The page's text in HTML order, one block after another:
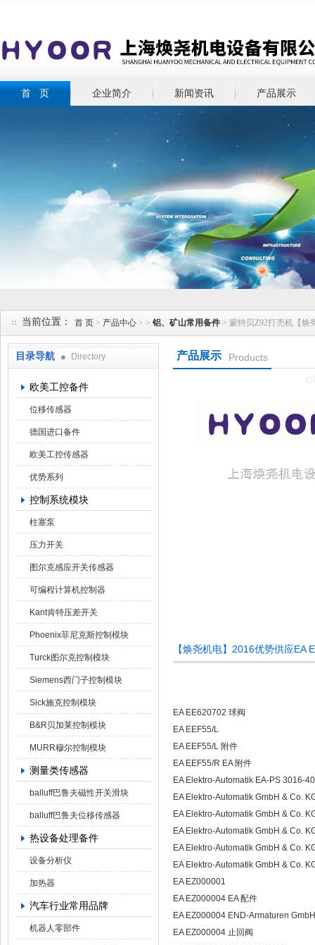
首 页 企业简介 新闻资讯 产品展示
当前位置： 首 页 > 产品中心 > > 铝、矿山常用备件 > 蒙特贝Z92打壳机【焕
目录导航 Directory
欧美工控备件
位移传感器
德国进口备件
欧美工控传感器
优势系列
控制系统模块
柱塞泵
压力开关
图尔克感应开关传感器
可编程计算机控制器
Kant肯特压差开关
Phoenix菲尼克斯控制模块
Turck图尔克控制模块
Siemens西门子控制模块
Sick施克控制模块
B&R贝加莱控制模块
MURR穆尔控制模块
测量类传感器
balluff巴鲁夫磁性开关滑块
balluff巴鲁夫位移传感器
热设备处理备件
设备分析仪
加热器
汽车行业常用品牌
机器人零部件
产品展示 Products
【焕尧机电】2016优势供应EA
EA EE620702 球阀
EA EEF55/L
EA EEF55/L 附件
EA EEF55/R EA 附件
EA Elektro-Automatik EA-PS 3016-
EA Elektro-Automatik GmbH & Co.
EA Elektro-Automatik GmbH & Co.
EA Elektro-Automatik GmbH & Co.
EA Elektro-Automatik GmbH & Co.
EA Elektro-Automatik GmbH & Co.
EA EZ000001
EA EZ000004 EA 配件
EA EZ000004 END-Armaturen
EA EZ000004 止回阀